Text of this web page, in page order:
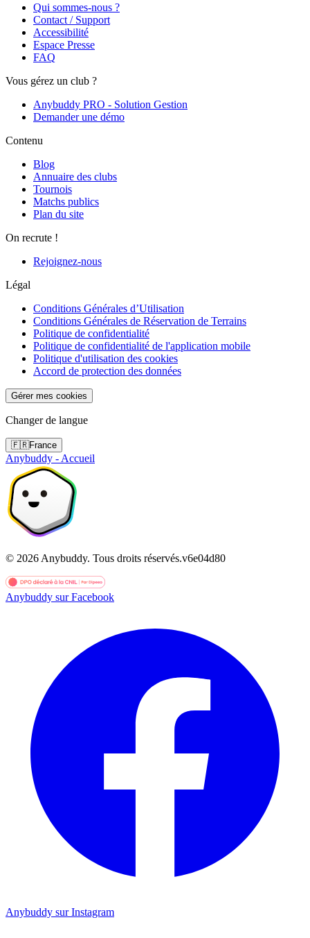
Qui sommes-nous ?
Contact / Support
Accessibilité
Espace Presse
FAQ
Vous gérez un club ?
Anybuddy PRO - Solution Gestion
Demander une démo
Contenu
Blog
Annuaire des clubs
Tournois
Matchs publics
Plan du site
On recrute !
Rejoignez-nous
Légal
Conditions Générales d’Utilisation
Conditions Générales de Réservation de Terrains
Politique de confidentialité
Politique de confidentialité de l'application mobile
Politique d'utilisation des cookies
Accord de protection des données
Gérer mes cookies
Changer de langue
🇫🇷France
Anybuddy - Accueil
© 2026 Anybuddy. Tous droits réservés.v6e04d80
Anybuddy sur Facebook
Anybuddy sur Instagram